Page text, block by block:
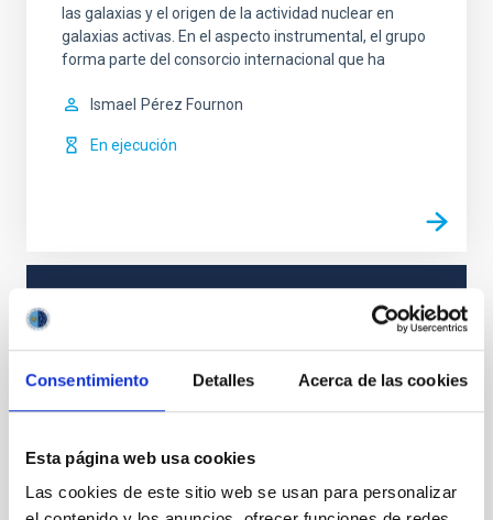
Consentimiento Detalles Acerca de las cookies
Esta página web usa cookies
Las cookies de este sitio web se usan para personalizar
las galaxias y el origen de la actividad nuclear en
galaxias activas. En el aspecto instrumental, el grupo
forma parte del consorcio internacional que ha
Ismael Pérez Fournon
En ejecución